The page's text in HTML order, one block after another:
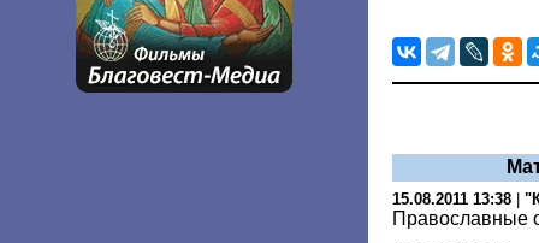
15.08.2011 13:38 |
Православные